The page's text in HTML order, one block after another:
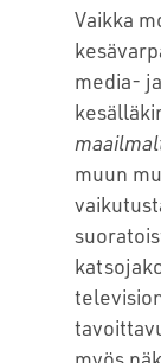
Vaikka
media-
muun